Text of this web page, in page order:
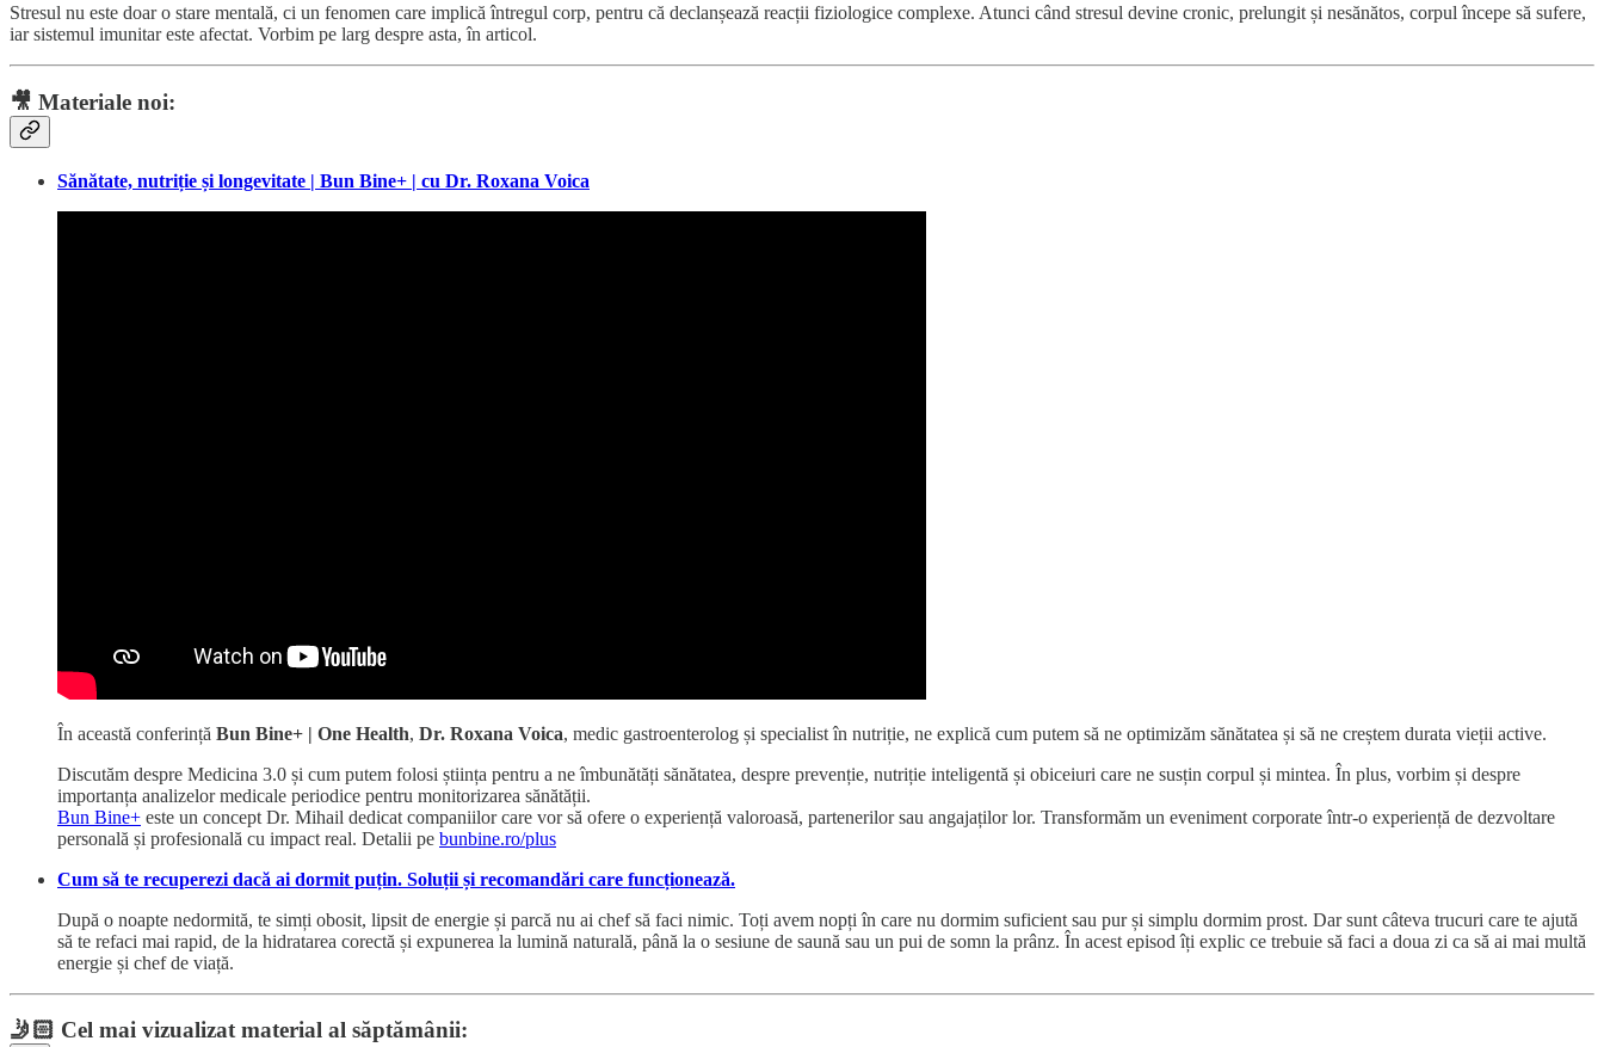
Stresul nu este doar o stare mentală, ci un fenomen care implică întregul corp, pentru că declanșează reacții fiziologice complexe. Atunci când stresul devine cronic, prelungit și nesănătos, corpul începe să sufere,
iar sistemul imunitar este afectat. Vorbim pe larg despre asta, în articol.
🎥 Materiale noi:
Sănătate, nutriție și longevitate | Bun Bine+ | cu Dr. Roxana Voica
În această conferință Bun Bine+ | One Health, Dr. Roxana Voica, medic gastroenterolog și specialist în nutriție, ne explică cum putem să ne optimizăm sănătatea și să ne creștem durata vieții active.
Discutăm despre Medicina 3.0 și cum putem folosi știința pentru a ne îmbunătăți sănătatea, despre prevenție, nutriție inteligentă și obiceiuri care ne susțin corpul și mintea. În plus, vorbim și despre
importanța analizelor medicale periodice pentru monitorizarea sănătății.
Bun Bine+ este un concept Dr. Mihail dedicat companiilor care vor să ofere o experiență valoroasă, partenerilor sau angajaților lor. Transformăm un eveniment corporate într-o experiență de dezvoltare
personală și profesională cu impact real. Detalii pe bunbine.ro/plus
Cum să te recuperezi dacă ai dormit puțin. Soluții și recomandări care funcționează.
După o noapte nedormită, te simți obosit, lipsit de energie și parcă nu ai chef să faci nimic. Toți avem nopți în care nu dormim suficient sau pur și simplu dormim prost. Dar sunt câteva trucuri care te ajută
să te refaci mai rapid, de la hidratarea corectă și expunerea la lumină naturală, până la o sesiune de saună sau un pui de somn la prânz. În acest episod îți explic ce trebuie să faci a doua zi ca să ai mai multă
energie și chef de viață.
🤳🏻 Cel mai vizualizat material al săptămânii: